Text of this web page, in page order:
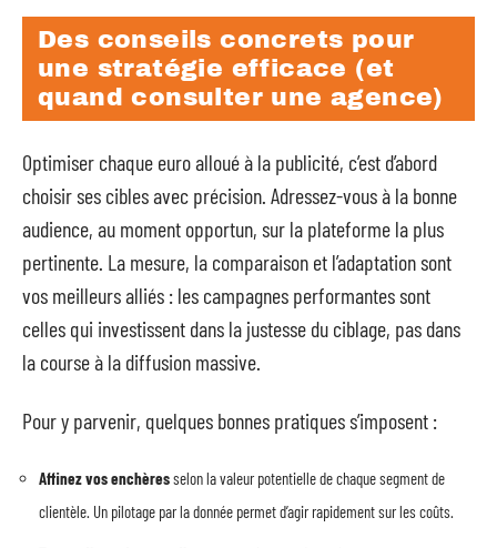
Des conseils concrets pour
une stratégie efficace (et
quand consulter une agence)
Optimiser chaque euro alloué à la publicité, c’est d’abord
choisir ses cibles avec précision. Adressez-vous à la bonne
audience, au moment opportun, sur la plateforme la plus
pertinente. La mesure, la comparaison et l’adaptation sont
vos meilleurs alliés : les campagnes performantes sont
celles qui investissent dans la justesse du ciblage, pas dans
la course à la diffusion massive.
Pour y parvenir, quelques bonnes pratiques s’imposent :
Affinez vos enchèresselon la valeur potentielle de chaque segment de
clientèle. Un pilotage par la donnée permet d’agir rapidement sur les coûts.